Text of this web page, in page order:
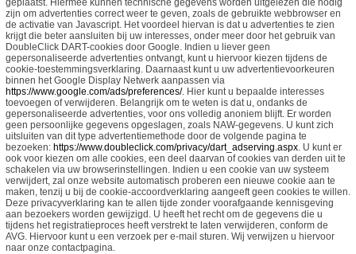
geplaatst. Hiermee kunnen technische gegevens worden uitgelezen die nodig
zijn om advertenties correct weer te geven, zoals de gebruikte webbrowser en
de activatie van Javascript. Het voordeel hiervan is dat u advertenties te zien
krijgt die beter aansluiten bij uw interesses, onder meer door het gebruik van
DoubleClick DART-cookies door Google. Indien u liever geen
gepersonaliseerde advertenties ontvangt, kunt u hiervoor kiezen tijdens de
cookie-toestemmingsverklaring. Daarnaast kunt u uw advertentievoorkeuren
binnen het Google Display Netwerk aanpassen via
https://www.google.com/ads/preferences/. Hier kunt u bepaalde interesses
toevoegen of verwijderen. Belangrijk om te weten is dat u, ondanks de
gepersonaliseerde advertenties, voor ons volledig anoniem blijft. Er worden
geen persoonlijke gegevens opgeslagen, zoals NAW-gegevens. U kunt zich
uitsluiten van dit type advertentiemethode door de volgende pagina te
bezoeken: https://www.doubleclick.com/privacy/dart_adserving.aspx. U kunt er
ook voor kiezen om alle cookies, een deel daarvan of cookies van derden uit te
schakelen via uw browserinstellingen. Indien u een cookie van uw systeem
verwijdert, zal onze website automatisch proberen een nieuwe cookie aan te
maken, tenzij u bij de cookie-accoordverklaring aangeeft geen cookies te willen.
Deze privacyverklaring kan te allen tijde zonder voorafgaande kennisgeving
aan bezoekers worden gewijzigd. U heeft het recht om de gegevens die u
tijdens het registratieproces heeft verstrekt te laten verwijderen, conform de
AVG. Hiervoor kunt u een verzoek per e-mail sturen. Wij verwijzen u hiervoor
naar onze contactpagina.